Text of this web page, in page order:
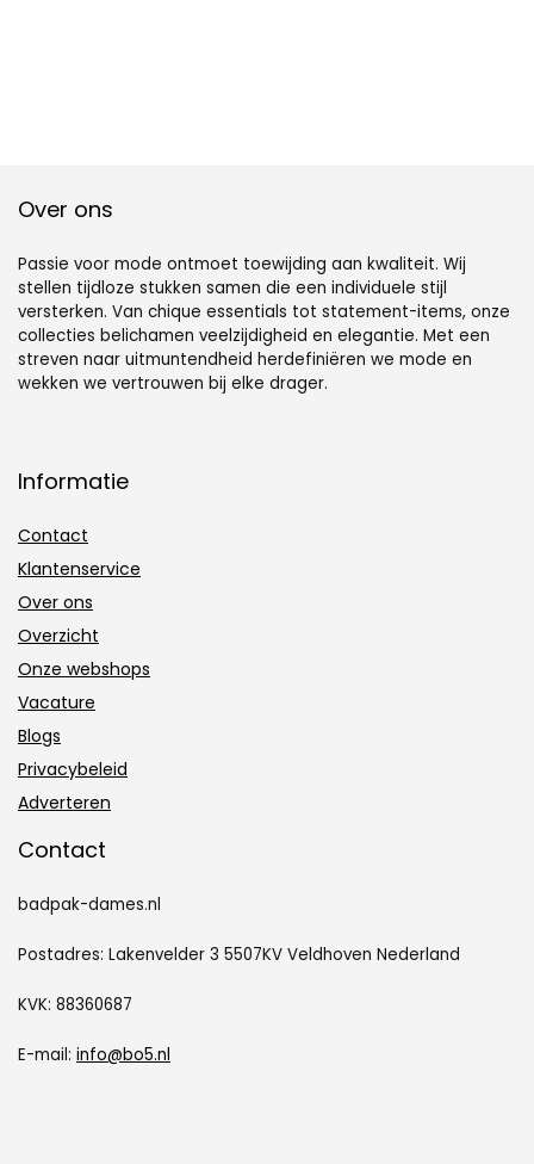
Over ons
Passie voor mode ontmoet toewijding aan kwaliteit. Wij
stellen tijdloze stukken samen die een individuele stijl
versterken. Van chique essentials tot statement-items, onze
collecties belichamen veelzijdigheid en elegantie. Met een
streven naar uitmuntendheid herdefiniëren we mode en
wekken we vertrouwen bij elke drager.
Informatie
Contact
Klantenservice
Over ons
Overzicht
Onze webshops
Vacature
Blogs
Privacybeleid
Adverteren
Contact
badpak-dames.nl
Postadres: Lakenvelder 3 5507KV Veldhoven Nederland
KVK: 88360687
E-mail: info@bo5.nl